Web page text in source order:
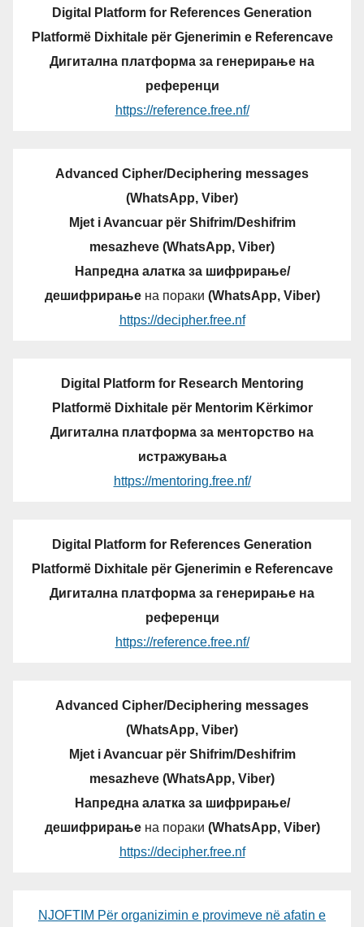
Digital Platform for References Generation
Platformë Dixhitale për Gjenerimin e Referencave
Дигитална платформа за генерирање на
референци
https://reference.free.nf/
Advanced Cipher/Deciphering messages
(WhatsApp, Viber)
Mjet i Avancuar për Shifrim/Deshifrim
mesazheve (WhatsApp, Viber)
Напредна алатка за шифрирање/
дешифрирањена пораки (WhatsApp, Viber)
https://decipher.free.nf
Digital Platform for Research Mentoring
Platformë Dixhitale për Mentorim Kërkimor
Дигитална платформа за менторство на
истражувања
https://mentoring.free.nf/
Digital Platform for References Generation
Platformë Dixhitale për Gjenerimin e Referencave
Дигитална платформа за генерирање на
референци
https://reference.free.nf/
Advanced Cipher/Deciphering messages
(WhatsApp, Viber)
Mjet i Avancuar për Shifrim/Deshifrim
mesazheve (WhatsApp, Viber)
Напредна алатка за шифрирање/
дешифрирањена пораки (WhatsApp, Viber)
https://decipher.free.nf
NJOFTIM Për organizimin e provimeve në afatin e